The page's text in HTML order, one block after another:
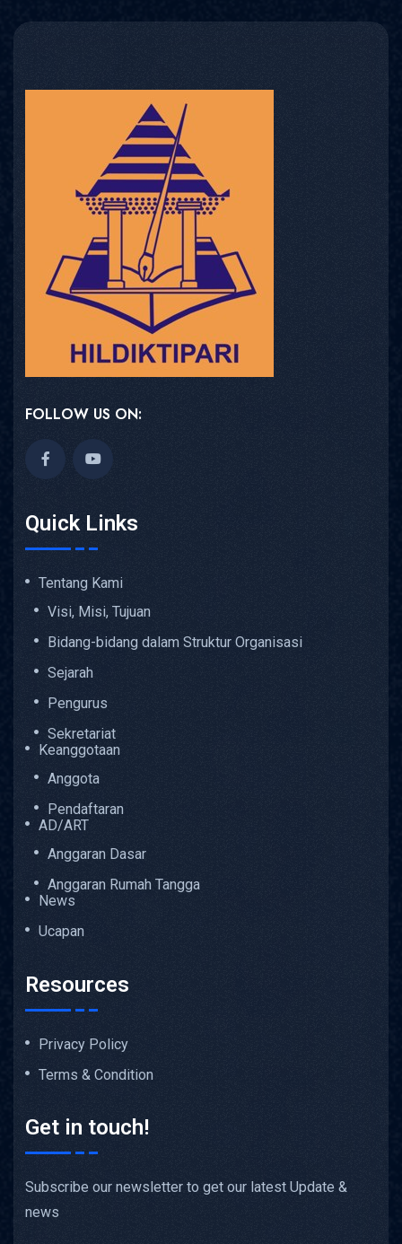
FOLLOW US ON:
Quick Links
Tentang Kami
Visi, Misi, Tujuan
Bidang-bidang dalam Struktur Organisasi
Sejarah
Pengurus
Sekretariat
Keanggotaan
Anggota
Pendaftaran
AD/ART
Anggaran Dasar
Anggaran Rumah Tangga
News
Ucapan
Resources
Privacy Policy
Terms & Condition
Get in touch!
Subscribe our newsletter to get our latest Update &
news